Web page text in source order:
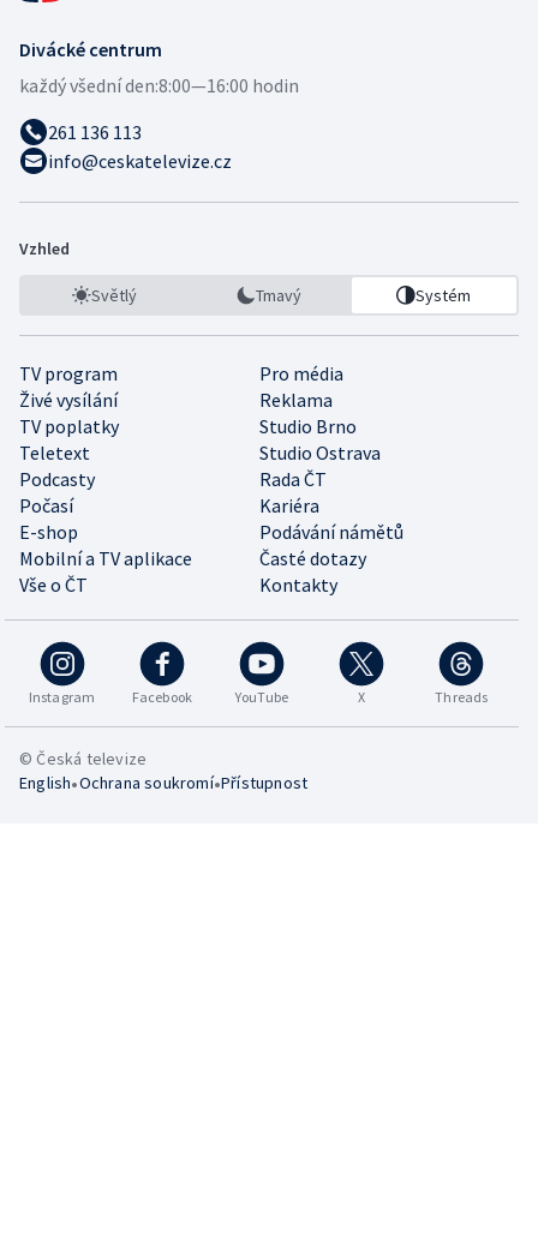
Divácké centrum
každý všední den:8:00—16:00 hodin
261 136 113
info@ceskatelevize.cz
Vzhled
Světlý Tmavý Systém
TV program
Pro média
Živé vysílání
Reklama
TV poplatky
Studio Brno
Teletext
Studio Ostrava
Podcasty
Rada ČT
Počasí
Kariéra
E-shop
Podávání námětů
Mobilní a TV aplikace
Časté dotazy
Vše o ČT
Kontakty
Instagram Facebook YouTube X Threads
© Česká televize
English•Ochrana soukromí•Přístupnost